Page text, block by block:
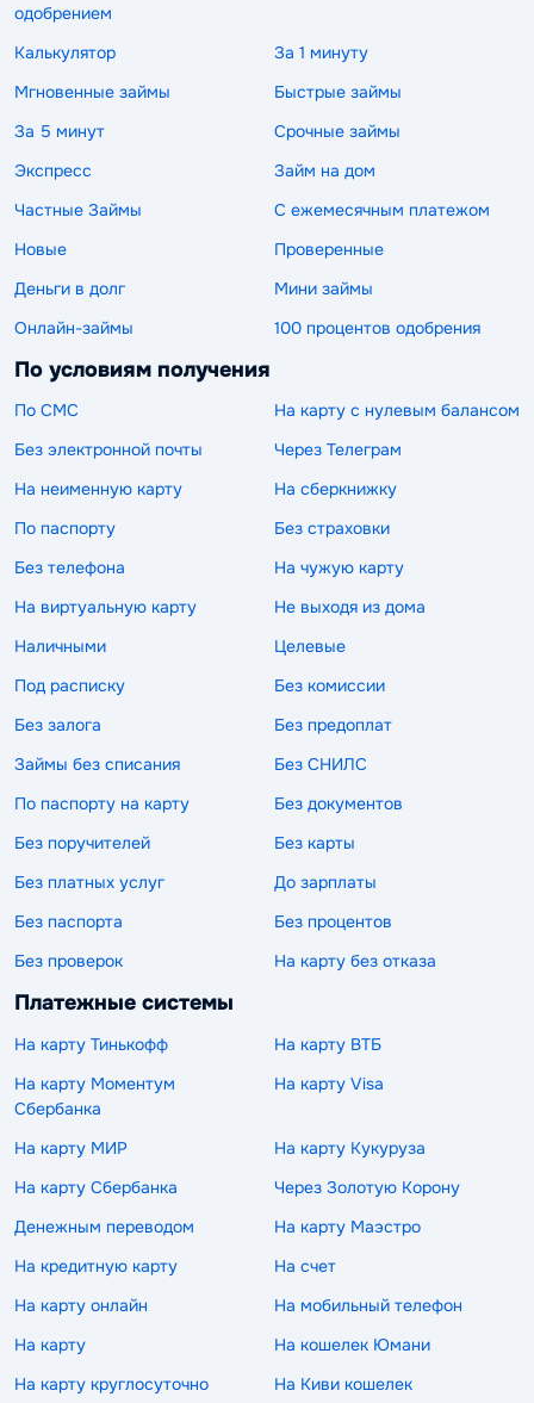
одобрением
Калькулятор
За 1 минуту
Мгновенные займы
Быстрые займы
За 5 минут
Срочные займы
Экспресс
Займ на дом
Частные Займы
С ежемесячным платежом
Новые
Проверенные
Деньги в долг
Мини займы
Онлайн-займы
100 процентов одобрения
По условиям получения
По СМС
На карту с нулевым балансом
Без электронной почты
Через Телеграм
На неименную карту
На сберкнижку
По паспорту
Без страховки
Без телефона
На чужую карту
На виртуальную карту
Не выходя из дома
Наличными
Целевые
Под расписку
Без комиссии
Без залога
Без предоплат
Займы без списания
Без СНИЛС
По паспорту на карту
Без документов
Без поручителей
Без карты
Без платных услуг
До зарплаты
Без паспорта
Без процентов
Без проверок
На карту без отказа
Платежные системы
На карту Тинькофф
На карту ВТБ
На карту Моментум
Сбербанка
На карту Visa
На карту МИР
На карту Кукуруза
На карту Сбербанка
Через Золотую Корону
Денежным переводом
На карту Маэстро
На кредитную карту
На счет
На карту онлайн
На мобильный телефон
На карту
На кошелек Юмани
На карту круглосуточно
На Киви кошелек